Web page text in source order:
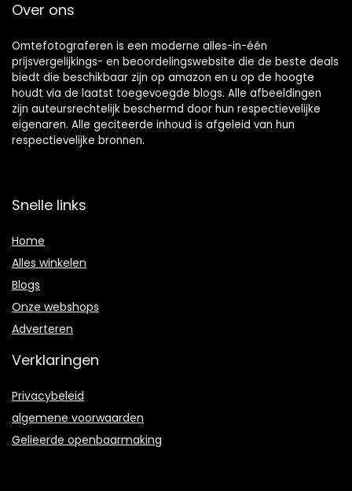
Over ons
Omtefotograferen is een moderne alles-in-één
prijsvergelijkings- en beoordelingswebsite die de beste deals
biedt die beschikbaar zijn op amazon en u op de hoogte
houdt via de laatst toegevoegde blogs. Alle afbeeldingen
zijn auteursrechtelijk beschermd door hun respectievelijke
eigenaren. Alle geciteerde inhoud is afgeleid van hun
respectievelijke bronnen.
Snelle links
Home
Alles winkelen
Blogs
Onze webshops
Adverteren
Verklaringen
Privacybeleid
algemene voorwaarden
Gelieerde openbaarmaking